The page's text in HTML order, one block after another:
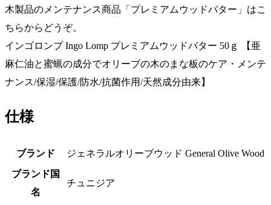
木製品のメンテナンス商品「プレミアムウッドバター」はこ
ちらからどうぞ。
インゴロンプ Ingo Lomp プレミアムウッドバター 50ｇ 【亜
麻仁油と蜜蝋の成分でオリーブの木のまな板のケア・メンテ
ナンス/保湿/保護/防水/抗菌作用/天然成分由来】
仕様
ブランド
ジェネラルオリーブウッド General Olive Wood
ブランド国
名
チュニジア